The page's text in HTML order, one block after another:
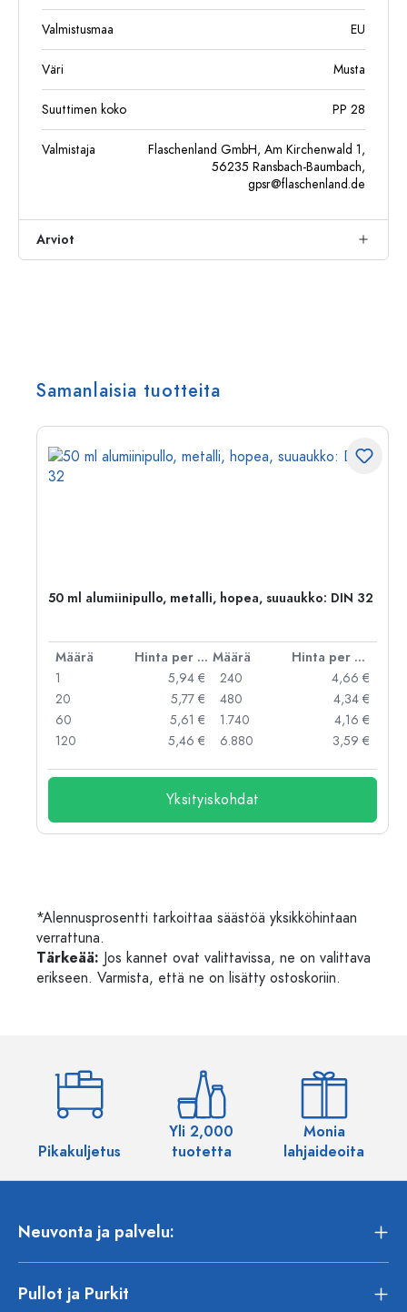
Valmistusmaa EU
Väri Musta
Suuttimen koko PP 28
Valmistaja
Flaschenland GmbH, Am Kirchenwald 1,
56235 Ransbach-Baumbach,
gpsr@flaschenland.de
Arviot
Samanlaisia tuotteita
50 ml alumiinipullo, metalli, hopea, suuaukko: DIN 32
Määrä Hinta per kpl Määrä
Hinta per kpl
1
5,94 €
20
5,77 €
60
5,61 €
120
5,46 €
240
4,66 €
480
4,34 €
1.740
4,16 €
6.880
3,59 €
Yksityiskohdat
*Alennusprosentti tarkoittaa säästöä yksikköhintaan
verrattuna.
Tärkeää: Jos kannet ovat valittavissa, ne on valittava
erikseen. Varmista, että ne on lisätty ostoskoriin.
Pikakuljetus
Yli 2,000
tuotetta
Monia
lahjaideoita
Neuvonta ja palvelu:
Pullot ja Purkit